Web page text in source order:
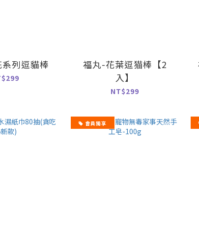
列逗貓棒
福丸-花葉逗猫棒【2
入】
NT$299
會員獨享